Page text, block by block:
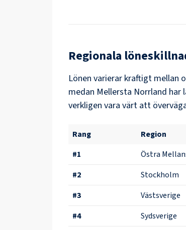
Regionala
Lönen varierar kraftigt mellan
medan Mellersta Norrland har
verkligen vara värt att
Rang Region
#1 Östra
#2 Stockholm
#3 Västsverige
#4 Sydsverige